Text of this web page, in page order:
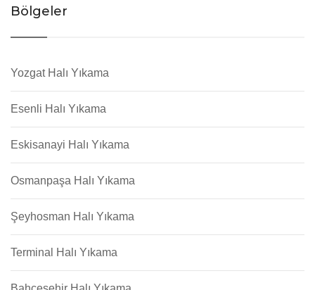
Bölgeler
Yozgat Halı Yıkama
Esenli Halı Yıkama
Eskisanayi Halı Yıkama
Osmanpaşa Halı Yıkama
Şeyhosman Halı Yıkama
Terminal Halı Yıkama